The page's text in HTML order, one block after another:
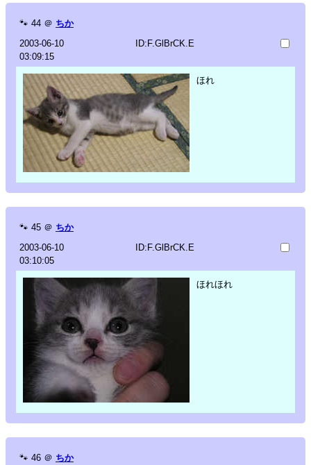
🐾 44 ＠ ちか
2003-06-10
03:09:15
ID:F.GlBrCK.E
ほれ
🐾 45 ＠ ちか
2003-06-10
03:10:05
ID:F.GlBrCK.E
ほれほれ
🐾 46 ＠ ちか